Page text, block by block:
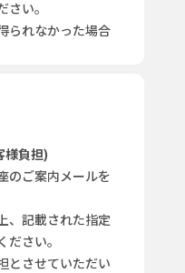
い。
られなかった場合
様負担)
のご案内メールを
、記載された指定
さい。
とさせていただい